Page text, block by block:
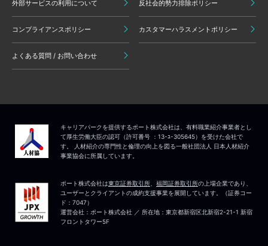
外部サービスの利用について 反社会的勢力排除ポリシー
コンプライアンスポリシー カスタマーハラスメントポリシー
よくある質問 / お問い合わせ